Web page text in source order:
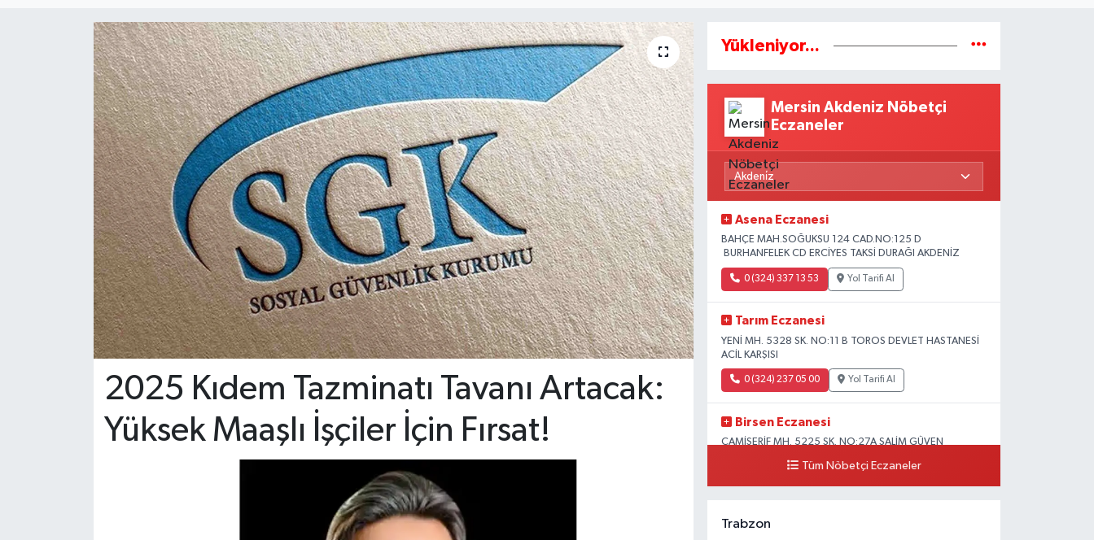
2025 Kıdem Tazminatı Tavanı Artacak:
Yüksek Maaşlı İşçiler İçin Fırsat!
Yükleniyor...
Mersin Akdeniz Nöbetçi
Eczaneler
Asena Eczanesi
BAHÇE MAH.SOĞUKSU 124 CAD.NO:125 D
BURHANFELEK CD ERCİYES TAKSİ DURAĞI AKDENİZ
0 (324) 337 13 53 Yol Tarifi Al
Tarım Eczanesi
YENİ MH. 5328 SK. NO:11 B TOROS DEVLET HASTANESİ
ACİL KARŞISI
0 (324) 237 05 00 Yol Tarifi Al
Birsen Eczanesi
CAMİŞERİF MH. 5225 SK. NO:27A SALİM GÜVEN
Tüm Nöbetçi Eczaneler
Trabzon